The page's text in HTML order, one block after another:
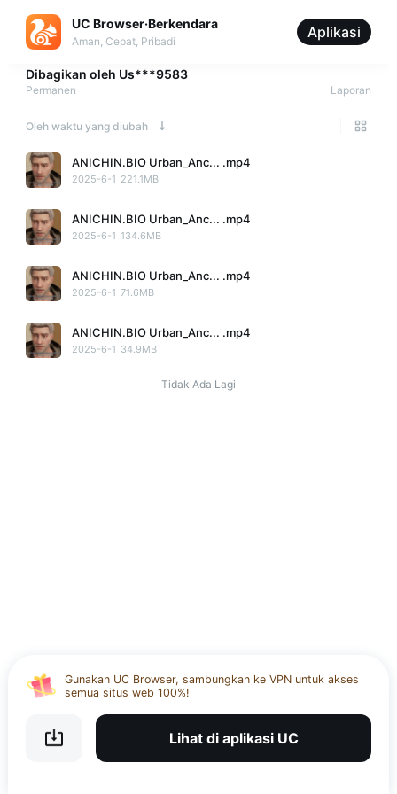
UC Browser·Berkendara
Aman, Cepat, Pribadi
Aplikasi
Dibagikan oleh Us***9583
Permanen Laporan
Oleh waktu yang diubah
ANICHIN.BIO Urban_Anc... .mp4
2025-6-1 221.1MB
ANICHIN.BIO Urban_Anc... .mp4
2025-6-1 134.6MB
ANICHIN.BIO Urban_Anc... .mp4
2025-6-1 71.6MB
ANICHIN.BIO Urban_Anc... .mp4
2025-6-1 34.9MB
Tidak Ada Lagi
Gunakan UC Browser, sambungkan ke VPN untuk akses
semua situs web 100%!
kualitas HD
Lihat di aplikasi UC